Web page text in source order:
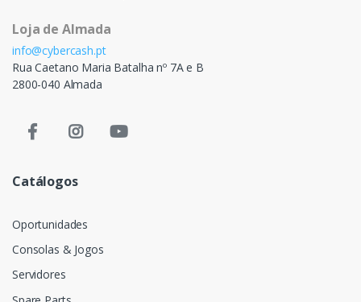
Loja de Almada
info@cybercash.pt
Rua Caetano Maria Batalha nº 7A e B
2800-040 Almada
Catálogos
Oportunidades
Consolas & Jogos
Servidores